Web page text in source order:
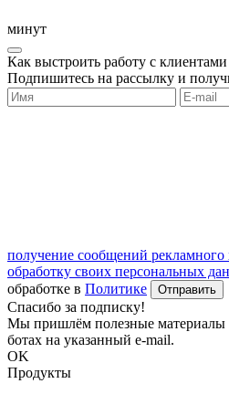
минут
Как выстроить работу с
Подпишитесь на рассылку и
получение сообщений рекламного
обработку своих персональных
обработке в Политике Отправить
Спасибо за подписку!
Мы пришлём полезные материалы
ботах на указанный e-mail.
OK
Продукты